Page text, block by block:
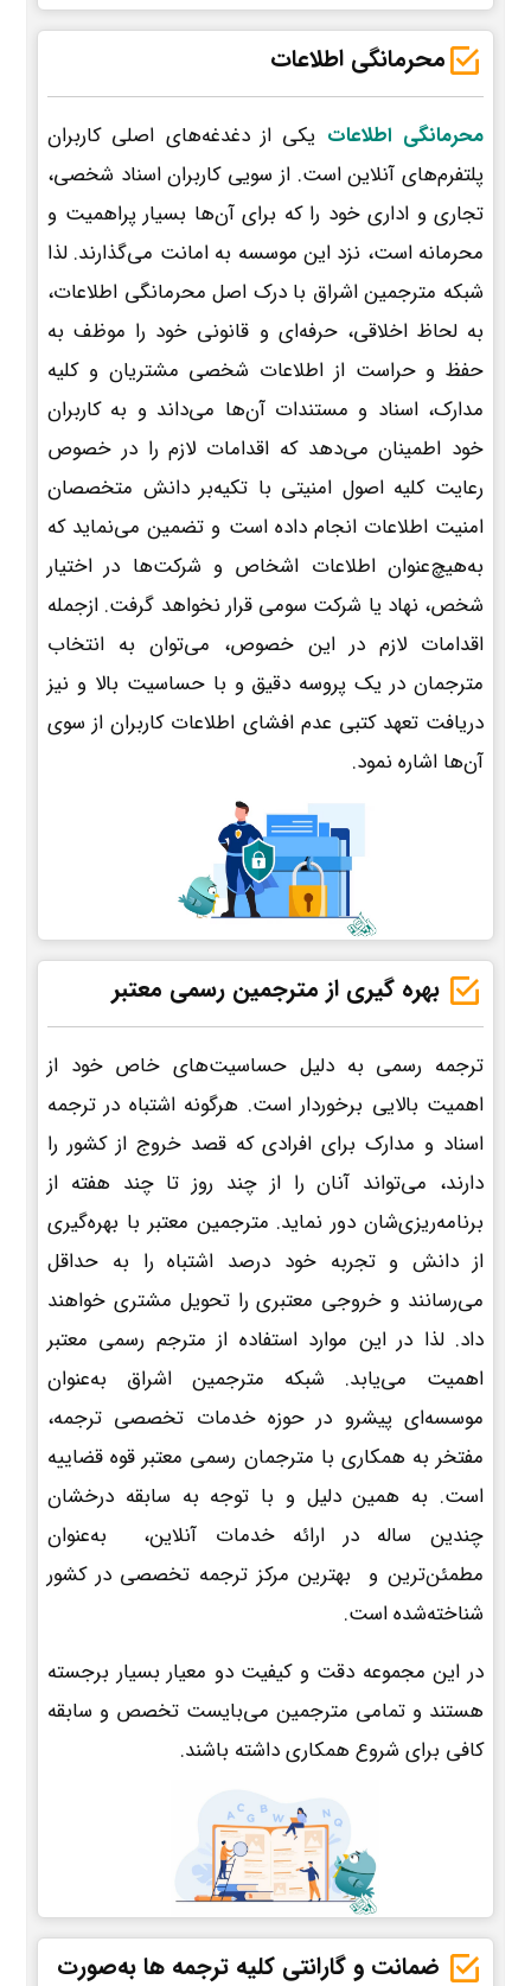
محرمانگی اطلاعات
محرمانگی اطلاعات یکی از دغدغه‌های اصلی کاربران
پلتفرم‌های آنلاین است. از سویی کاربران اسناد شخصی،
تجاری و اداری خود را که برای آن‌ها بسیار پراهمیت و
محرمانه است، نزد این موسسه به امانت می‌گذارند. لذا
شبکه مترجمین اشراق با درک اصل محرمانگی اطلاعات،
به لحاظ اخلاقی، حرفه‌ای و قانونی خود را موظف به
حفظ و حراست از اطلاعات شخصی مشتریان و کلیه
مدارک، اسناد و مستندات آن‌ها می‌داند و به کاربران
خود اطمینان می‌دهد که اقدامات لازم را در خصوص
رعایت کلیه اصول امنیتی با تکیه‌بر دانش متخصصان
امنیت اطلاعات انجام داده است و تضمین می‌نماید که
به‌هیچ‌عنوان اطلاعات اشخاص و شرکت‌ها در اختیار
شخص، نهاد یا شرکت سومی قرار نخواهد گرفت. ازجمله
اقدامات لازم در این خصوص، می‌توان به انتخاب
مترجمان در یک پروسه دقیق و با حساسیت بالا و نیز
دریافت تعهد کتبی عدم افشای اطلاعات کاربران از سوی
آن‌ها اشاره نمود.
بهره گیری از مترجمین رسمی معتبر
ترجمه رسمی به دلیل حساسیت‌های خاص خود از
اهمیت بالایی برخوردار است. هرگونه اشتباه در ترجمه
اسناد و مدارک برای افرادی که قصد خروج از کشور را
دارند، می‌تواند آنان را از چند روز تا چند هفته از
برنامه‌ریزی‌شان دور نماید. مترجمین معتبر با بهره‌گیری
از دانش و تجربه خود درصد اشتباه را به حداقل
می‌رسانند و خروجی معتبری را تحویل مشتری خواهند
داد. لذا در این موارد استفاده از مترجم رسمی معتبر
اهمیت می‌یابد. شبکه مترجمین اشراق به‌عنوان
موسسه‌ای پیشرو در حوزه خدمات تخصصی ترجمه،
مفتخر به همکاری با مترجمان رسمی معتبر قوه قضاییه
است. به همین دلیل و با توجه به سابقه درخشان
چندین ساله در ارائه خدمات آنلاین، به‌عنوان
مطمئن‌ترین و بهترین مرکز ترجمه تخصصی در کشور
شناخته‌شده است.
در این مجموعه دقت و کیفیت دو معیار بسیار برجسته
هستند و تمامی مترجمین می‌بایست تخصص و سابقه
کافی برای شروع همکاری داشته باشند.
ضمانت و گارانتی کلیه ترجمه ها به‌صورت